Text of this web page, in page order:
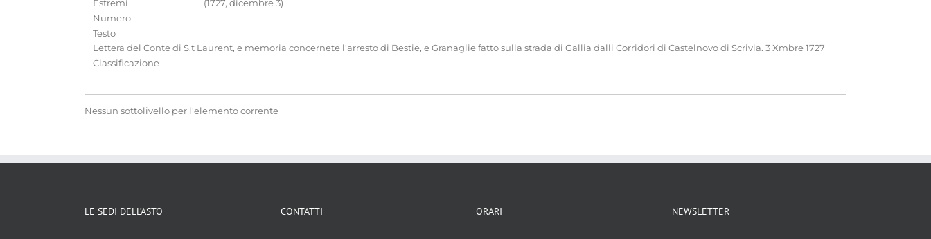
Estremi
(1727, dicembre 3)
Numero
-
Testo
Lettera del Conte di S.t Laurent, e memoria concernete l'arresto di Bestie, e Granaglie fatto sulla strada di Gallia dalli Corridori di Castelnovo di Scrivia. 3 Xmbre 1727
Classificazione
-
Nessun sottolivello per l'elemento corrente
LE SEDI DELL’ASTO CONTATTI ORARI NEWSLETTER